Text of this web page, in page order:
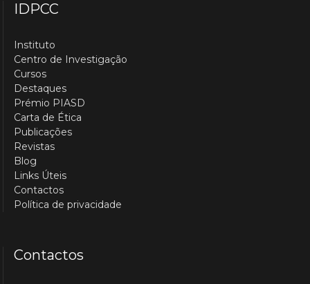
IDPCC
Instituto
Centro de Investigação
Cursos
Destaques
Prémio PIASD
Carta de Ética
Publicações
Revistas
Blog
Links Úteis
Contactos
Política de privacidade
Contactos